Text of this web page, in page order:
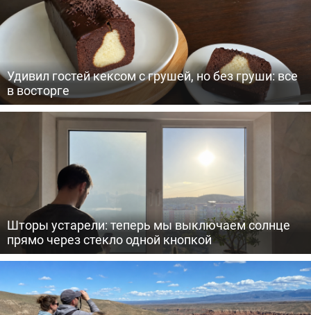
Удивил гостей кексом с грушей, но без груши: все
в восторге
Шторы устарели: теперь мы выключаем солнце
прямо через стекло одной кнопкой